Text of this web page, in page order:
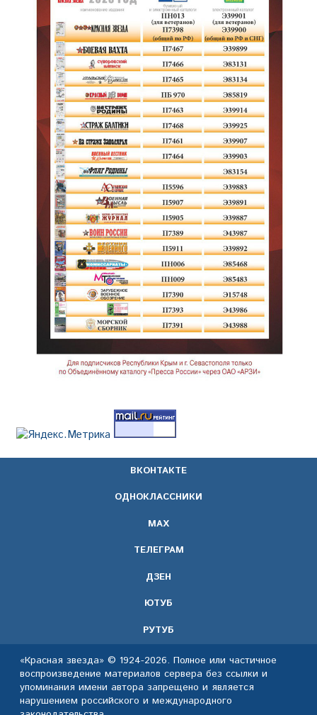
ВКОНТАКТЕ
ОДНОКЛАССНИКИ
МАХ
ТЕЛЕГРАМ
ДЗЕН
ЮТУБ
РУТУБ
«Красная звезда» © 1924-2026. Полное или частичное
воспроизведение материалов сервера без ссылки и
упоминания имени автора запрещено и является
нарушением российского и международного